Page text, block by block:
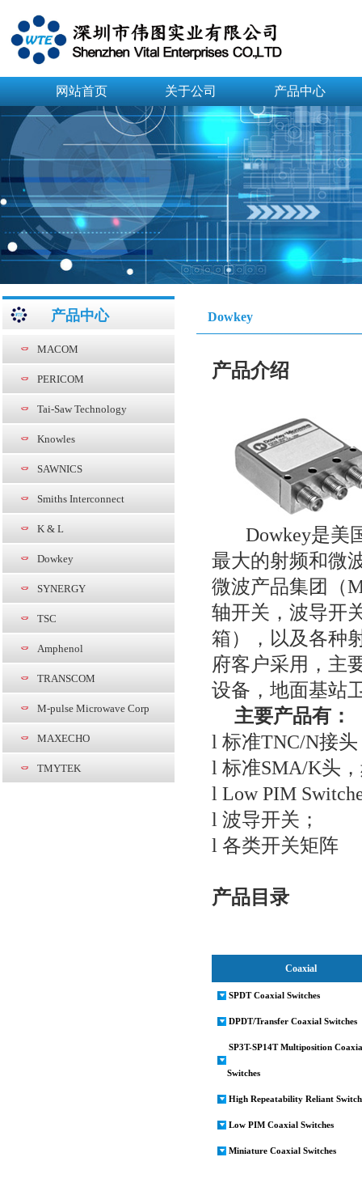
网站首页 关于公司 产品中心
产品中心
MACOM
PERICOM
Tai-Saw Technology
Knowles
SAWNICS
Smiths Interconnect
K & L
Dowkey
SYNERGY
TSC
Amphenol
TRANSCOM
M-pulse Microwave Corp
MAXECHO
TMYTEK
Dowkey
产品介绍
Dowkey是美
最大的射频和微
微波产品集团（
轴开关，波导开
箱），以及各种
府客户采用，主
设备，地面基站
主要产品有：
l 标准TNC/N接头
l 标准SMA/K头
l Low PIM
l 波导开关；
l 各类开关矩阵
产品目录
Coaxial
SPDT Coaxial Switches
DPDT/Transfer Coaxial Switches
SP3T-SP14T Multiposition
Switches
High Repeatability Reliant
Low PIM Coaxial Switches
Miniature Coaxial Switches